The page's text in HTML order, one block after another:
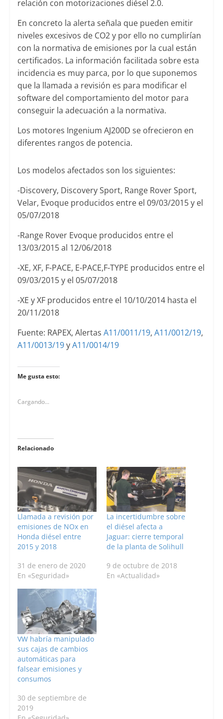
relación con motorizaciones diésel 2.0.
En concreto la alerta señala que pueden emitir
niveles excesivos de CO2 y por ello no cumplirían
con la normativa de emisiones por la cual están
certificados. La información facilitada sobre esta
incidencia es muy parca, por lo que suponemos
que la llamada a revisión es para modificar el
software del comportamiento del motor para
conseguir la adecuación a la normativa.
Los motores Ingenium AJ200D se ofrecieron en
diferentes rangos de potencia.
Los modelos afectados son los siguientes:
-Discovery, Discovery Sport, Range Rover Sport,
Velar, Evoque producidos entre el 09/03/2015 y el
05/07/2018
-Range Rover Evoque producidos entre el
13/03/2015 al 12/06/2018
-XE, XF, F-PACE, E-PACE,F-TYPE producidos entre el
09/03/2015 y el 05/07/2018
-XE y XF producidos entre el 10/10/2014 hasta el
20/11/2018
Fuente: RAPEX, Alertas A11/0011/19, A11/0012/19,
A11/0013/19yA11/0014/19
Me gusta esto:
Cargando...
Relacionado
Llamada a revisión por
emisiones de NOx en
Honda diésel entre
2015 y 2018
31 de enero de 2020
En «Seguridad»
La incertidumbre sobre
el diésel afecta a
Jaguar: cierre temporal
de la planta de Solihull
9 de octubre de 2018
En «Actualidad»
VW habría manipulado
sus cajas de cambios
automáticas para
falsear emisiones y
consumos
30 de septiembre de
2019